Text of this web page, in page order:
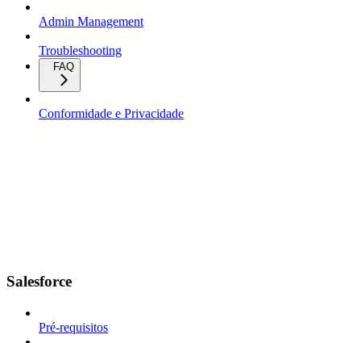
Admin Management
Troubleshooting
FAQ
Conformidade e Privacidade
Salesforce
Pré-requisitos